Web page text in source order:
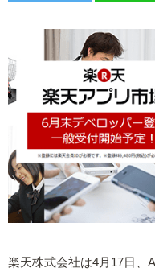
楽天株式会社は4月17日、